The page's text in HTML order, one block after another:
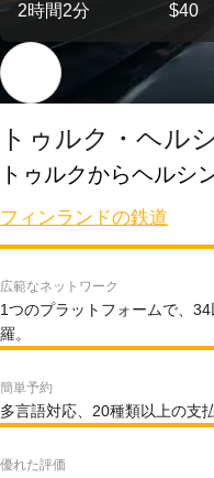
2時間2分 $40
トゥルク・ヘル
トゥルクからヘルシ
フィンランドの鉄道
広範なネットワーク
1つのプラットフォームで、
羅。
簡単予約
多言語対応、20種類以上の支
優れた評価